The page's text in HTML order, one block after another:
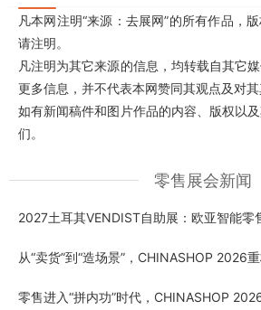
凡本网注明“来源：去展网”的所有作品，
请注明。
凡注明为其它来源的信息，均转载自其它
更多信息，并不代表本网赞同其观点及对其
如有新闻稿件和图片作品的内容、版权以
们。
零售展会新闻
2027土耳其VENDIST自助展：欧亚智能零
从“卖货”到“造场景”，CHINASHOP 2026
零售进入“拼内功”时代，CHINASHOP